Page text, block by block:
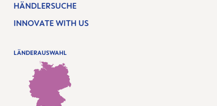
HÄNDLERSUCHE
INNOVATE WITH US
LÄNDERAUSWAHL